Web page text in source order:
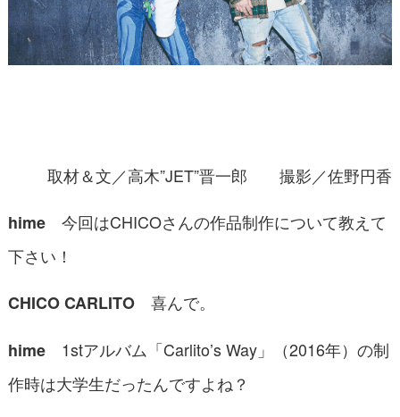
取材＆文／高木”JET”晋一郎 撮影／佐野円香
hime今回はCHICOさんの作品制作について教えて
下さい！
CHICO CARLITO喜んで。
hime1stアルバム「Carlito’s Way」（2016年）の制
作時は大学生だったんですよね？